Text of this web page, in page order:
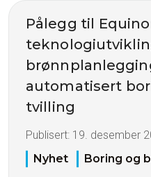
Pålegg til
automatisert
tvilling
Publisert: 19. desember
Nyhet
Boring og